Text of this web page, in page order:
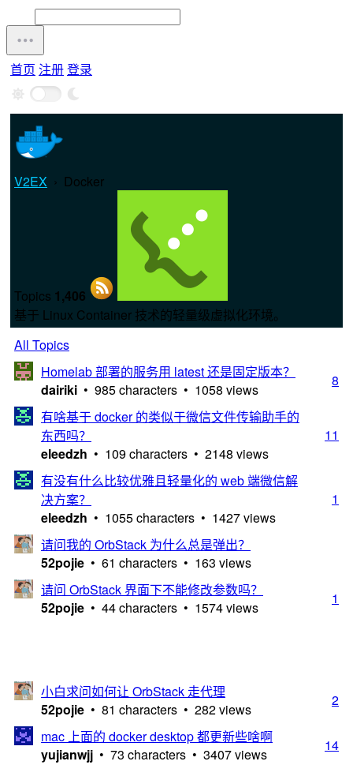
首页 注册登录
V2EX › Docker
Topics 1,406
基于 Linux Container 技术的轻量级虚拟化环境。
All Topics
Homelab 部署的服务用 latest 还是固定版本？
dairiki • 985 characters • 1058 views
8
有啥基于 docker 的类似于微信文件传输助手的
东西吗？
eleedzh • 109 characters • 2148 views
11
有没有什么比较优雅且轻量化的 web 端微信解
决方案？
eleedzh • 1055 characters • 1427 views
1
请问我的 OrbStack 为什么总是弹出？
52pojie • 61 characters • 163 views
请问 OrbStack 界面下不能修改参数吗？
52pojie • 44 characters • 1574 views
1
小白求问如何让 OrbStack 走代理
52pojie • 81 characters • 282 views
2
mac 上面的 docker desktop 都更新些啥啊
yujianwjj • 73 characters • 3407 views
14